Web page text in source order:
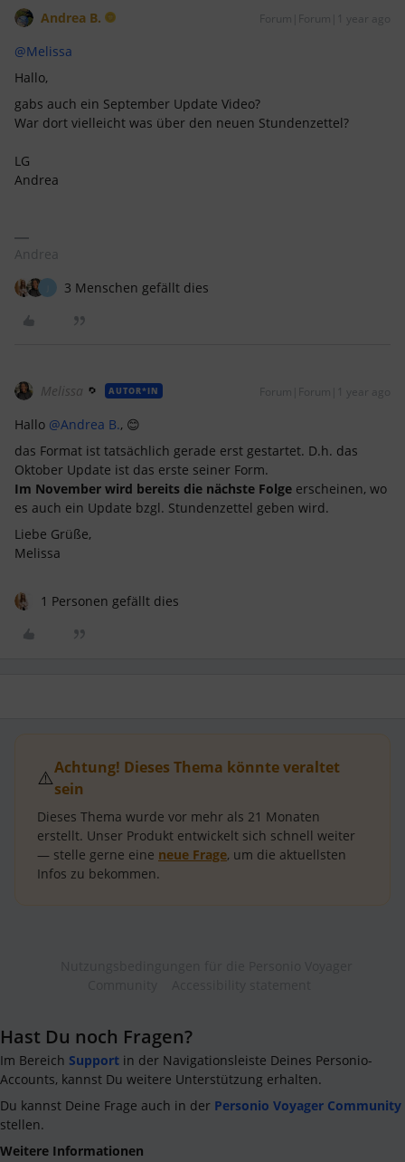
Andrea B. Forum|Forum|1 year ago
@Melissa
Hallo,
gabs auch ein September Update Video?
War dort vielleicht was über den neuen Stundenzettel?
LG
Andrea
Andrea
3 Menschen gefällt dies
Melissa AUTOR*IN Forum|Forum|1 year ago
Hallo @Andrea B., 😊
das Format ist tatsächlich gerade erst gestartet. D.h. das
Oktober Update ist das erste seiner Form.
Im November wird bereits die nächste Folge erscheinen, wo
es auch ein Update bzgl. Stundenzettel geben wird.
Liebe Grüße,
Melissa
1 Personen gefällt dies
⚠️Achtung! Dieses Thema könnte veraltet
sein
Dieses Thema wurde vor mehr als 21 Monaten
erstellt. Unser Produkt entwickelt sich schnell weiter
— stelle gerne eine neue Frage, um die aktuellsten
Infos zu bekommen.
Hast Du noch Fragen?
Im Bereich Support in der Navigationsleiste Deines Personio-
Accounts, kannst Du weitere Unterstützung erhalten.
Du kannst Deine Frage auch in der Personio Voyager Community
stellen.
Weitere Informationen